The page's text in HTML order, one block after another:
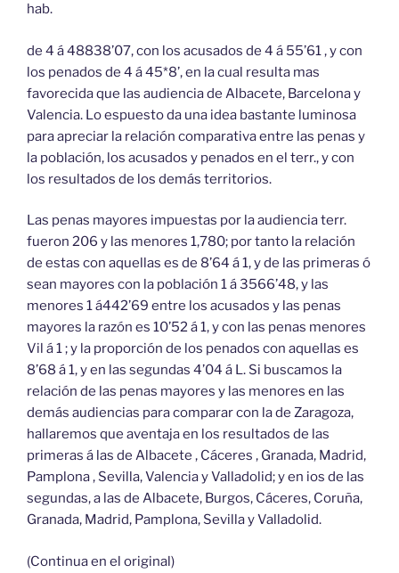
hab.
de 4 á 48838’07, con los acusados de 4 á 55’61 , y con
los penados de 4 á 45*8’, en la cual resulta mas
favorecida que las audiencia de Albacete, Barcelona y
Valencia. Lo espuesto da una idea bastante luminosa
para apreciar la relación comparativa entre las penas y
la población, los acusados y penados en el terr., y con
los resultados de los demás territorios.
Las penas mayores impuestas por la audiencia terr.
fueron 206 y las menores 1,780; por tanto la relación
de estas con aquellas es de 8’64 á 1, y de las primeras ó
sean mayores con la población 1 á 3566’48, y las
menores 1 á442’69 entre los acusados y las penas
mayores la razón es 10’52 á 1, y con las penas menores
Vil á 1 ; y la proporción de los penados con aquellas es
8’68 á 1, y en las segundas 4’04 á L. Si buscamos la
relación de las penas mayores y las menores en las
demás audiencias para comparar con la de Zaragoza,
hallaremos que aventaja en los resultados de las
primeras á las de Albacete , Cáceres , Granada, Madrid,
Pamplona , Sevilla, Valencia y Valladolid; y en ios de las
segundas, a las de Albacete, Burgos, Cáceres, Coruña,
Granada, Madrid, Pamplona, Sevilla y Valladolid.
(Continua en el original)